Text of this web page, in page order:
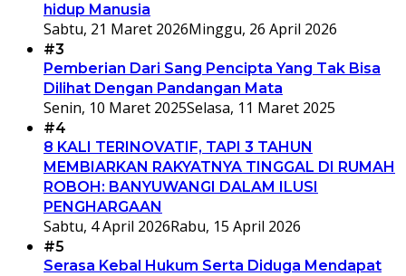
hidup Manusia
Sabtu, 21 Maret 2026Minggu, 26 April 2026
#3
Pemberian Dari Sang Pencipta Yang Tak Bisa
Dilihat Dengan Pandangan Mata
Senin, 10 Maret 2025Selasa, 11 Maret 2025
#4
8 KALI TERINOVATIF, TAPI 3 TAHUN
MEMBIARKAN RAKYATNYA TINGGAL DI RUMAH
ROBOH: BANYUWANGI DALAM ILUSI
PENGHARGAAN
Sabtu, 4 April 2026Rabu, 15 April 2026
#5
Serasa Kebal Hukum Serta Diduga Mendapat